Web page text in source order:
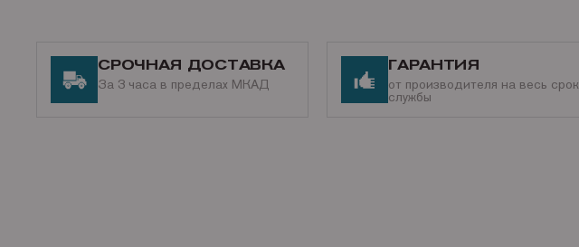
СРОЧНАЯ ДОСТАВКА
За 3 часа в пределах МКАД
ГАРАНТИЯ
от производителя на весь срок
службы